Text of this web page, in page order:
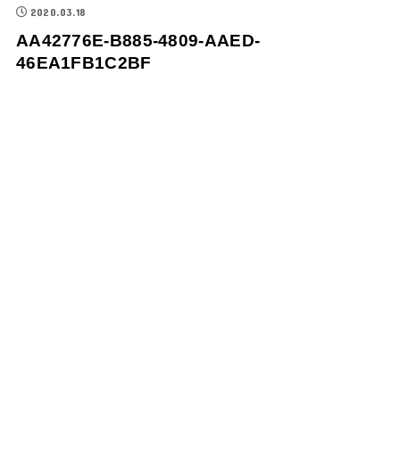
2020.03.18
AA42776E-B885-4809-AAED-
46EA1FB1C2BF